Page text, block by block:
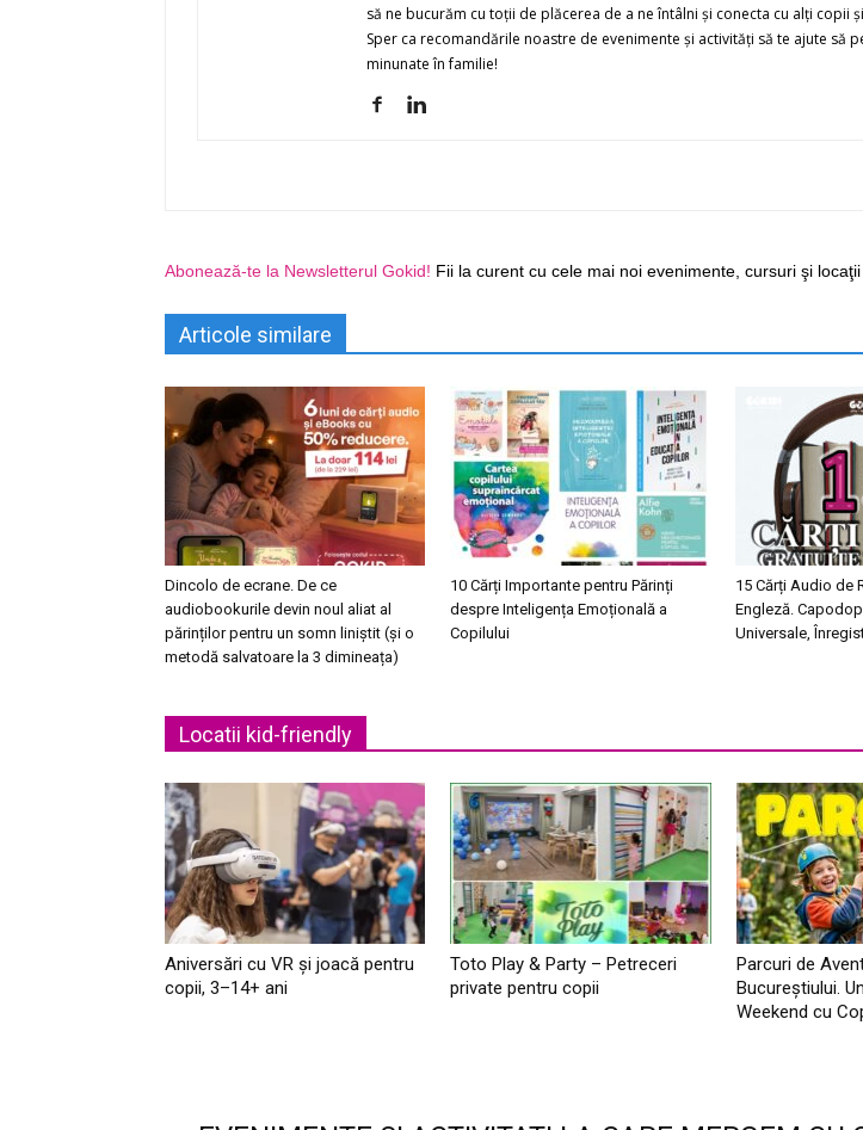
să ne bucurăm cu toţii de plăcerea de a ne întâlni şi conecta cu alţi copii
Sper ca recomandările noastre de evenimente şi activităţi să te ajute să
minunate în familie!
Abonează-te la Newsletterul Gokid! Fii la curent cu cele mai noi evenimente, cursuri şi
Articole similare
Dincolo de ecrane. De ce
audiobookurile devin noul aliat al
părinților pentru un somn liniștit (și o
metodă salvatoare la 3 dimineața)
10 Cărți Importante pentru Părinți
despre Inteligența Emoțională a
Copilului
15 Cărți Audio de
Engleză.
Universale,
Locatii kid-friendly
Aniversări cu VR și joacă pentru
copii, 3–14+ ani
Toto Play & Party – Petreceri
private pentru copii
Parcuri de
Bucureştiului.
Weekend cu